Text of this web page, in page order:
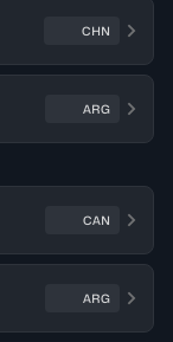
CHN
ARG
CAN
ARG